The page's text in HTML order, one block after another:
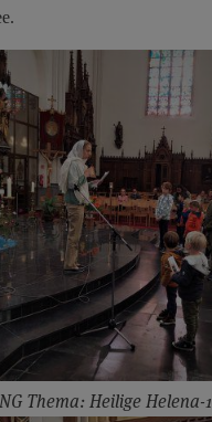
Thema: Heilige Helena-1